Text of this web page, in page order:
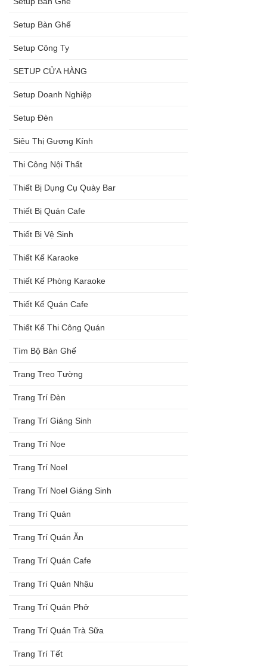
Setup Bàn Ghế
Setup Công Ty
SETUP CỬA HÀNG
Setup Doanh Nghiệp
Setup Đèn
Siêu Thị Gương Kính
Thi Công Nội Thất
Thiết Bị Dụng Cụ Quày Bar
Thiết Bị Quán Cafe
Thiết Bị Vệ Sinh
Thiết Kế Karaoke
Thiết Kế Phòng Karaoke
Thiết Kế Quán Cafe
Thiết Kế Thi Công Quán
Tìm Bộ Bàn Ghế
Trang Treo Tường
Trang Trí Đèn
Trang Trí Giáng Sinh
Trang Trí Nọe
Trang Trí Noel
Trang Trí Noel Giáng Sinh
Trang Trí Quán
Trang Trí Quán Ăn
Trang Trí Quán Cafe
Trang Trí Quán Nhậu
Trang Trí Quán Phở
Trang Trí Quán Trà Sữa
Trang Trí Tết